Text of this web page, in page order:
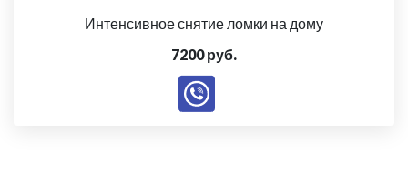
Интенсивное снятие ломки на дому
7200 руб.